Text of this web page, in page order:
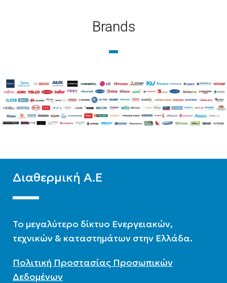
WIFI Standard
ΧΡΏΜΑ Λευκό
ΕΝΕΡΓΕΙΑΚΉ ΚΛΆΣΗ
WIFI Standard
ΧΡΏΜΑ Λευκό
Brands
Διαθερμική Α.Ε
To μεγαλύτερο δίκτυο Ενεργειακών,
τεχνικών & καταστημάτων στην Ελλάδα.
Πολιτική Προστασίας Προσωπικών
Δεδομένων